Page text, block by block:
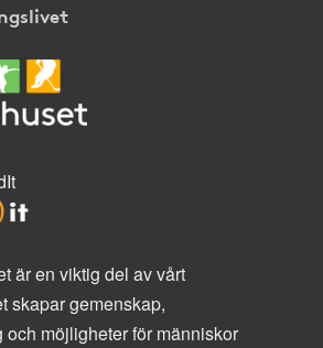
är en viktig del av vårt
skapar gemenskap,
och möjligheter för människor